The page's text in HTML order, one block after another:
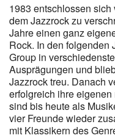
1983 entschlossen
dem Jazzrock zu
Jahre einen ganz
Rock. In den folgenden
Group in
Ausprägungen und
Jazzrock treu. Danach
erfolgreich ihre
sind bis heute als
vier Freunde wieder
mit Klassikern des